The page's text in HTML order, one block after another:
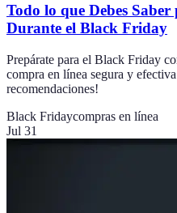
Todo lo que Debes
Durante el Black Friday
Prepárate para el Black Friday
compra en línea segura y
recomendaciones!
Black Fridaycompras en línea
Jul 31